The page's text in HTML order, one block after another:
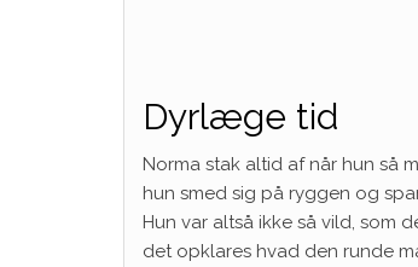
Dyrlæge tid
Norma stak altid af når hun så
hun smed sig på ryggen og
Hun var altså ikke så vild, som
det opklares hvad den runde